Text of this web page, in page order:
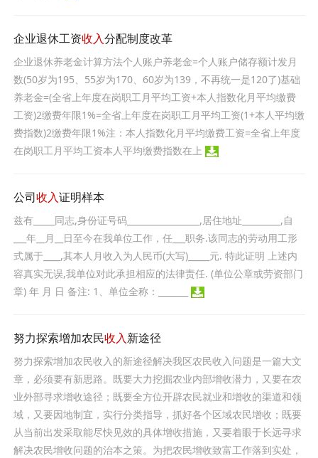
企业退休工资收入分配制度改革
企业退休养老金计算方法个人账户养老金=个人账户储存额计发月
数(50岁为195、55岁为170、60岁为139，不再统一是120了)基础
养老金=(全省上年度在岗职工月平均工资+本人指数化月平均缴费
工资)2缴费年限1%=全省上年度在岗职工月平均工资(1+本人平均缴
费指数)2缴费年限1%注：本人指数化月平均缴费工资=全省上年度
在岗职工月平均工资本人平均缴费指数在上
公司收入证明样本
兹有_____同志,身份证号码_________________,居住地址_________,自
___年__月__日至今在我单位工作，任___职务.该同志的劳动用工形
式属于____,其本人月收入为人民币(大写)_____元. 特此证明 上述内
容真实无误,我单位对此承担相应的法律责任. (单位公章或劳资部门
章) 年 月 日 备注: 1、单位全称：_______
努力探索增加农民收入新途径
努力探索增加农民收入的新途径解决我区农民收入问题是一篇大文
章，必须要有新思路。既要大力挖掘农业内部增收潜力，又要在农
业外部寻求增收途径；既要全方位开辟农民就业和增收的渠道和领
域，又要因地制宜，实行分类指导，抓好各个区域农民增收；既要
从当前出发采取能尽快见效的具体增收措施，又要着眼于长远寻求
解决农民增收问题的治本之策。为把农民增收致富工作落到实处，